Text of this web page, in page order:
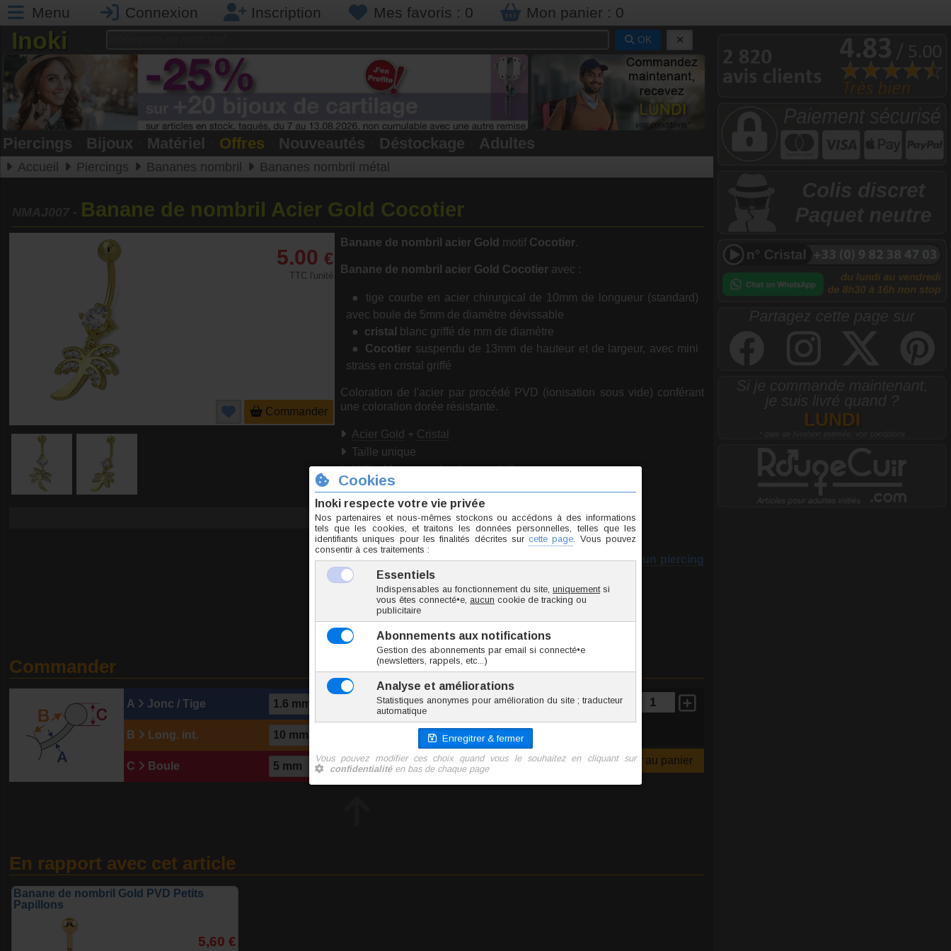
Menu Connexion Inscription Mes favoris : 0 Mon panier : 0
Inoki OK
Piercings Bijoux Matériel Offres Nouveautés Déstockage Adultes
Accueil Piercings Bananes nombril Bananes nombril métal
Banane de nombril Acier Gold Cocotier
5.00 €
TTC l'unité
Commander
Banane de nombril acier Gold motif Cocotier.
Banane de nombril acier Gold Cocotier avec :
tige courbe en acier chirurgical de 10mm de longueur (standard)
avec boule de 5mm de diamètre dévissable
cristal
blanc griffé de mm de diamètre
Cocotier suspendu de 13mm de hauteur et de largeur, avec mini
strass en cristal griffé
Coloration de l'acier par procédé PVD (ionisation sous vide) conférant
une coloration dorée résistante.
Acier Gold + Cristal
Taille unique
Utilisable pour : piercing nombril.
MarqueInoki
Origine Thaïlande
Conformité RSGP
Téléchargez notre guide :Prendre les mesures pour un piercing
Commander
A Jonc / Tige
B Long. int.
C Boule
NMAJ007-1.6/10/5
2.5 g
5.00 € TTC l'unité
Ajouter au panier
En rapport avec cet article
Banane de nombril Gold PVD Petits
Papillons
5,60 €